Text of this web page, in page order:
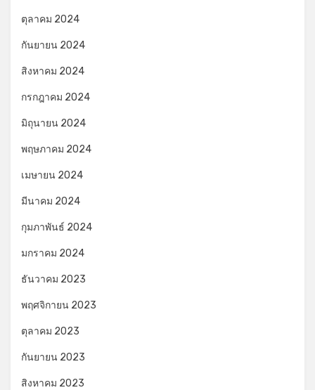
ตุลาคม 2024
กันยายน 2024
สิงหาคม 2024
กรกฎาคม 2024
มิถุนายน 2024
พฤษภาคม 2024
เมษายน 2024
มีนาคม 2024
กุมภาพันธ์ 2024
มกราคม 2024
ธันวาคม 2023
พฤศจิกายน 2023
ตุลาคม 2023
กันยายน 2023
สิงหาคม 2023